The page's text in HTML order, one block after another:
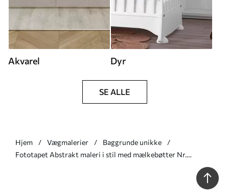
Akvarel Dyr
SE ALLE
Hjem Vægmalerier
Baggrunde unikke
Fototapet Abstrakt maleri i stil med mælkebøtter Nr.